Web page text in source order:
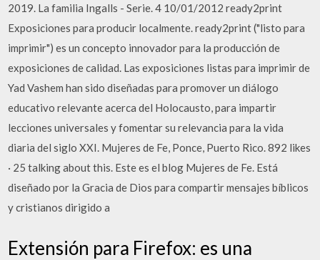
2019. La familia Ingalls - Serie. 4 10/01/2012 ready2print
Exposiciones para producir localmente. ready2print ("listo para
imprimir") es un concepto innovador para la producción de
exposiciones de calidad. Las exposiciones listas para imprimir de
Yad Vashem han sido diseñadas para promover un diálogo
educativo relevante acerca del Holocausto, para impartir
lecciones universales y fomentar su relevancia para la vida
diaria del siglo XXI. Mujeres de Fe, Ponce, Puerto Rico. 892 likes
· 25 talking about this. Este es el blog Mujeres de Fe. Está
diseñado por la Gracia de Dios para compartir mensajes bíblicos
y cristianos dirigido a
Extensión para Firefox: es una